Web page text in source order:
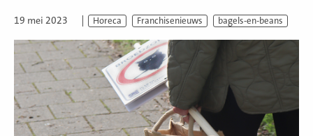
19 mei 2023 Horeca Franchisenieuws bagels-en-beans